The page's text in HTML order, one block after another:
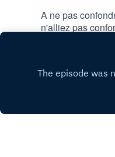
A ne pas
n'alliez pas